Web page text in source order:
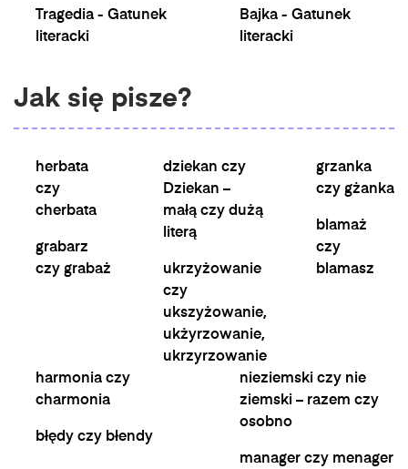
Tragedia - Gatunek
literacki
Bajka - Gatunek
literacki
Jak się pisze?
herbata
czy
cherbata
grabarz
czy grabaż
dziekan czy
Dziekan –
małą czy dużą
literą
ukrzyżowanie
czy
ukszyżowanie,
ukżyrzowanie,
ukrzyrzowanie
grzanka
czy gżanka
blamaż
czy
blamasz
harmonia czy
charmonia
błędy czy błendy
nieziemski czy nie
ziemski – razem czy
osobno
manager czy menager